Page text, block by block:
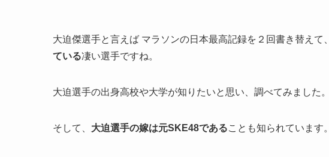
大迫傑選手と言えば マラソンの日本最高記録を２回書き替えて、
ている凄い選手ですね。
大迫選手の出身高校や大学が知りたいと思い、調べてみました。
そして、 大迫選手の嫁は元SKE48であることも知られています。